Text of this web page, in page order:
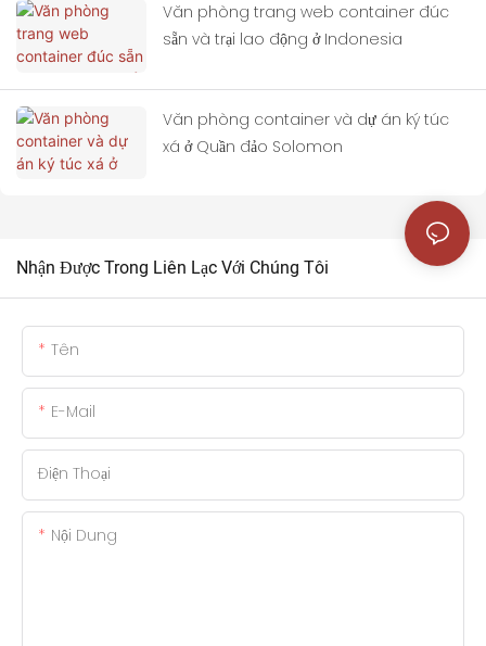
Văn phòng trang web container đúc
sẵn và trại lao động ở Indonesia
Văn phòng container và dự án ký túc
xá ở Quần đảo Solomon
Nhận Được Trong Liên Lạc Với Chúng Tôi
Tên
E-Mail
Điện Thoại
Nội Dung